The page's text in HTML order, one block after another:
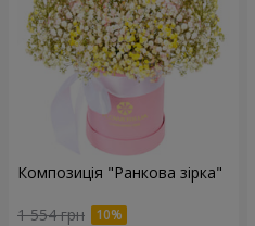
Композиція "Ранкова зірка"
1 554 грн